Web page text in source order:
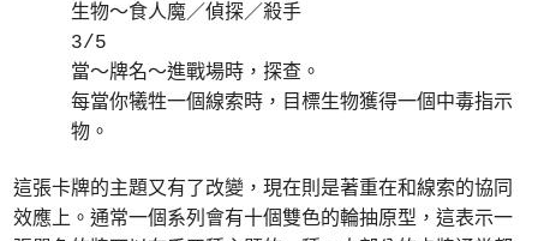
生物～食人魔／偵探／殺手
3/5
當～牌名～進戰場時，探查。
每當你犧牲一個線索時，目標生物獲得一個中毒指示
物。
這張卡牌的主題又有了改變，現在則是著重在和線索的協同
效應上。通常一個系列會有十個雙色的輪抽原型，這表示一